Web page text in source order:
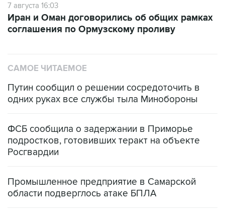
7 августа 16:03
Иран и Оман договорились об общих рамках
соглашения по Ормузскому проливу
САМОЕ ЧИТАЕМОЕ
Путин сообщил о решении сосредоточить в
одних руках все службы тыла Минобороны
ФСБ сообщила о задержании в Приморье
подростков, готовивших теракт на объекте
Росгвардии
Промышленное предприятие в Самарской
области подверглось атаке БПЛА